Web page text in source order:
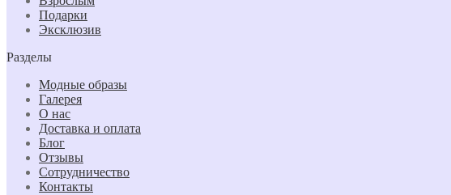
Подарки
Эксклюзив
Разделы
Модные образы
Галерея
О нас
Доставка и оплата
Блог
Отзывы
Сотрудничество
Контакты